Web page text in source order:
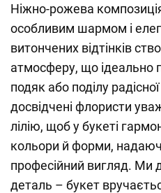
Ніжно-рожева
особливим шармом і
витончених відтінків
атмосферу, що ідеально
подяк або поділу
досвідчені флористи
лілію, щоб у букеті
кольори й форми,
професійний вигляд. Ми
деталь – букет